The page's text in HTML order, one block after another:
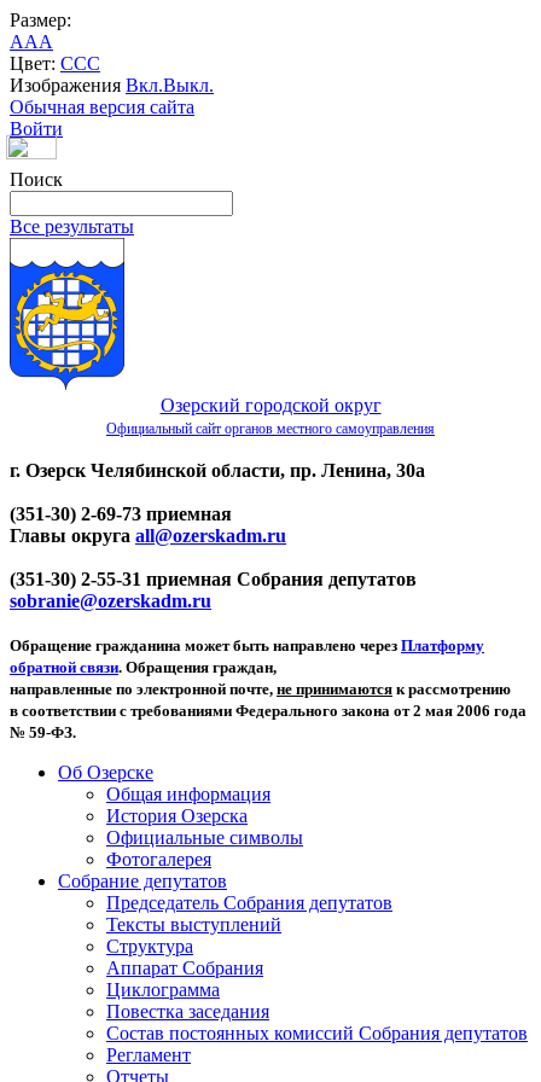
Размер:
AAA
Цвет: CCC
Изображения Вкл.Выкл.
Обычная версия сайта
Войти
Поиск
Все результаты
Озерский городской округ
Официальный сайт органов местного самоуправления
г. Озерск Челябинской области, пр. Ленина, 30а
(351-30) 2-69-73 приемная
Главы округа all@ozerskadm.ru
(351-30) 2-55-31 приемная Собрания депутатов
sobranie@ozerskadm.ru
Обращение гражданина может быть направлено через Платформу
обратной связи. Обращения граждан,
направленные по электронной почте, не принимаются к рассмотрению
в соответствии с требованиями Федерального закона от 2 мая 2006 года
№ 59-ФЗ.
Об Озерске
Общая информация
История Озерска
Официальные символы
Фотогалерея
Собрание депутатов
Председатель Собрания депутатов
Тексты выступлений
Структура
Аппарат Собрания
Циклограмма
Повестка заседания
Состав постоянных комиссий Собрания депутатов
Регламент
Отчеты